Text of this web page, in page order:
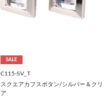
SALE
C115-SV_T
スクエアカフスボタン/シルバー＆クリ
ア